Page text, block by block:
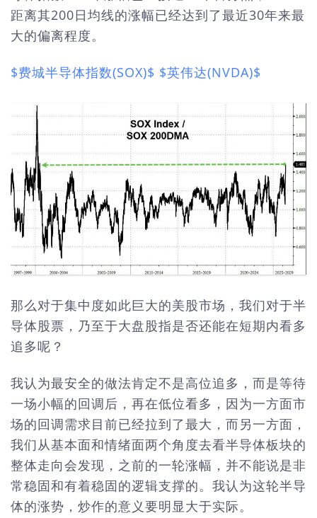
距离其200日均线的涨幅已经达到了最近30年来最
大的偏离程度。
$费城半导体指数(SOX)$ $英伟达(NVDA)$
那么对于集中度如此巨大的美股市场，我们对于半
导体股票，乃至于大盘股指是否还能在短期内看多
追多呢？
我认为最安全的做法肯定不是高位追多，而是等待
一场小幅的回调后，再在低位看多，因为一方面市
场的回调需求目前已经拉到了最大，而另一方面，
我们从基本面和情绪面两个角度去看半导体板块的
整体走向会发现，之前的一轮涨幅，并不能说是非
常稳固和有着稳固的逻辑支撑的。我认为这轮半导
体的涨势，炒作的意义要明显大于实际。